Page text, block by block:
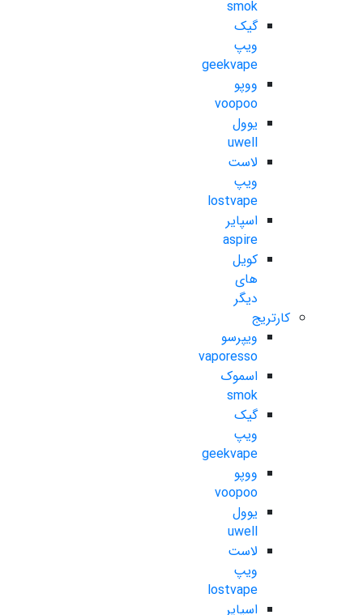
smok
گیک
ویپ
geekvape
ووپو
voopoo
یوول
uwell
لاست
ویپ
lostvape
اسپایر
aspire
کویل
های
دیگر
کارتریج
ویپرسو
vaporesso
اسموک
smok
گیک
ویپ
geekvape
ووپو
voopoo
یوول
uwell
لاست
ویپ
lostvape
اسپایر